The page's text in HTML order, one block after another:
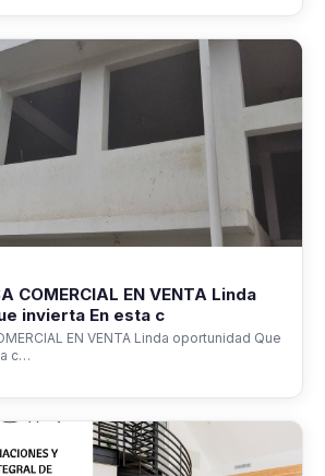
COMERCIAL EN VENTA Linda
invierta En esta c
EN VENTA Linda oportunidad Que
c…